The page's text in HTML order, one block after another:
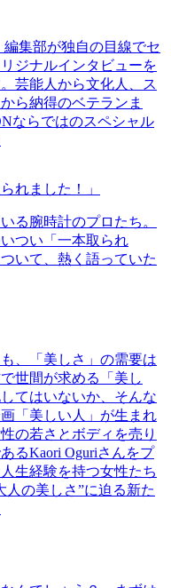
集部が独自の目線でセ
ジナルインタビューを
芸能人から文化人、ス
ら納得のベテランま
ならではのスペシャル
れました！」
る腕時計のプロたち。
つい「一本取られ
いて、熱く語っていた
、「美しさ」の需要は
世間が求める「美し
てはいないか、そんな
「美しい人」が生まれ
の若さとボディを売り
るKaori Oguriさんをプ
生経験を持つ女性たち
人の美しさ”に迫る新た